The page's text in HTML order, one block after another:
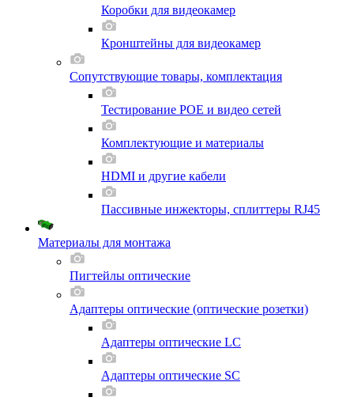
Коробки для видеокамер
Кронштейны для видеокамер
Сопутствующие товары, комплектация
Тестирование POE и видео сетей
Комплектующие и материалы
HDMI и другие кабели
Пассивные инжекторы, сплиттеры RJ45
Материалы для монтажа
Пигтейлы оптические
Адаптеры оптические (оптические розетки)
Адаптеры оптические LC
Адаптеры оптические SC